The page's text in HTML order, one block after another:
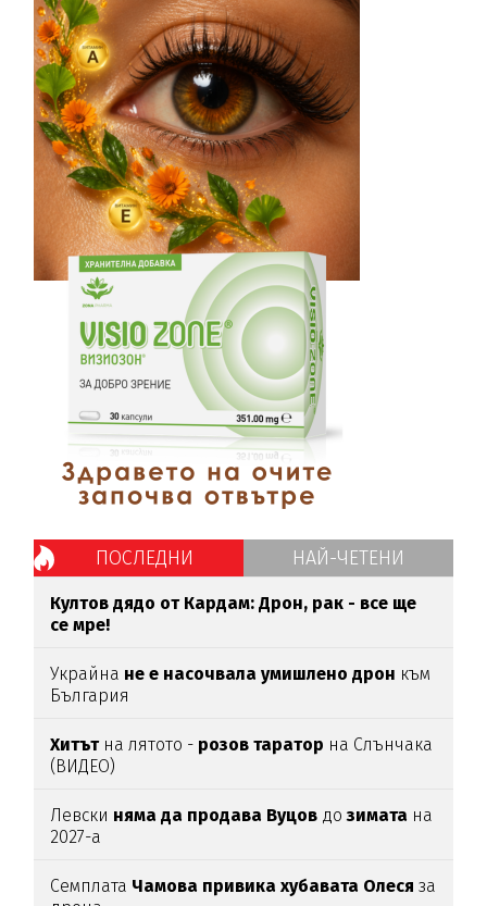
ПОСЛЕДНИ НАЙ-ЧЕТЕНИ
Култов дядо от Кардам: Дрон, рак - все ще
се мре!
Украйна не е насочвала умишлено дрон към
България
Хитътна лятото - розов таратор на Слънчака
(ВИДЕО)
Левски няма да продава Вуцов дозимата на
2027-а
Семплата Чамова привика хубавата Олеся за